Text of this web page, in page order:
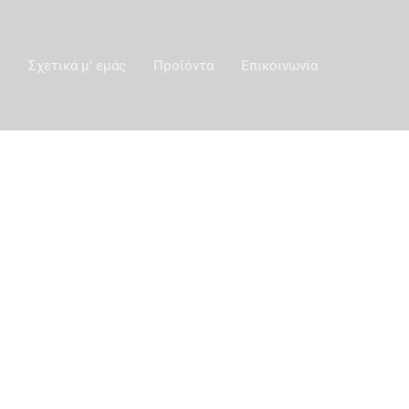
Σχετικά μ’ εμάς Προϊόντα Επικοινωνία